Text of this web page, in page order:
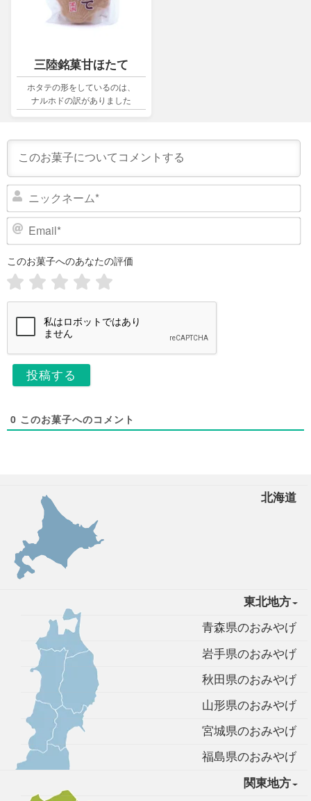
北海道
東北地方
青森県のおみやげ
岩手県のおみやげ
秋田県のおみやげ
山形県のおみやげ
宮城県のおみやげ
福島県のおみやげ
関東地方
三陸銘菓甘ほたて
ホタテの形をしているのは、
ナルホドの訳がありました
ニ
ク
E
このお菓子へのあなたの評価
0 このお菓子へのコメント